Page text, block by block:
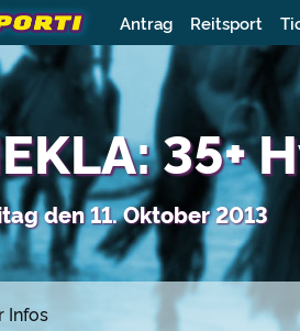
Antrag Reitsport
35+
den 11. Oktober 2013
Infos